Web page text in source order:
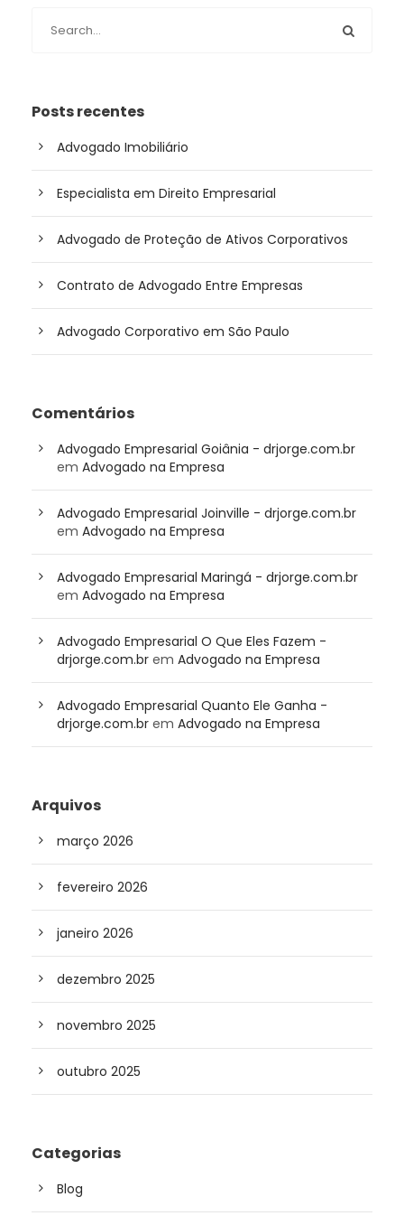
Posts recentes
Advogado Imobiliário
Especialista em Direito Empresarial
Advogado de Proteção de Ativos Corporativos
Contrato de Advogado Entre Empresas
Advogado Corporativo em São Paulo
Comentários
Advogado Empresarial Goiânia - drjorge.com.br
em Advogado na Empresa
Advogado Empresarial Joinville - drjorge.com.br
em Advogado na Empresa
Advogado Empresarial Maringá - drjorge.com.br
em Advogado na Empresa
Advogado Empresarial O Que Eles Fazem -
drjorge.com.br em Advogado na Empresa
Advogado Empresarial Quanto Ele Ganha -
drjorge.com.br em Advogado na Empresa
Arquivos
março 2026
fevereiro 2026
janeiro 2026
dezembro 2025
novembro 2025
outubro 2025
Categorias
Blog